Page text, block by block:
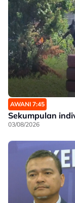
AWANI 7:45
Sekumpulan
03/08/2026